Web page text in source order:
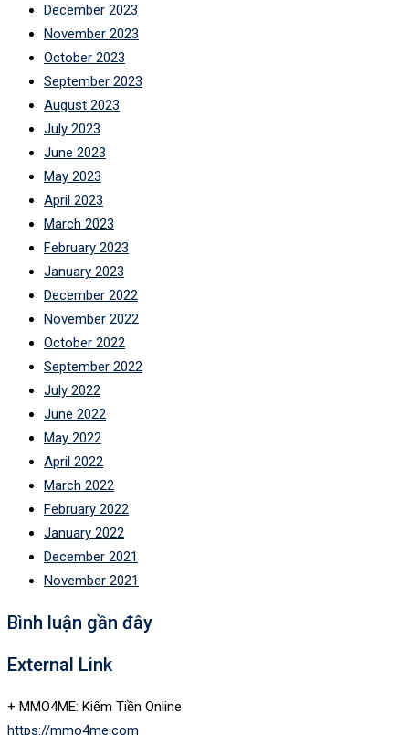
December 2023
November 2023
October 2023
September 2023
August 2023
July 2023
June 2023
May 2023
April 2023
March 2023
February 2023
January 2023
December 2022
November 2022
October 2022
September 2022
July 2022
June 2022
May 2022
April 2022
March 2022
February 2022
January 2022
December 2021
November 2021
Bình luận gần đây
External Link
+ MMO4ME: Kiếm Tiền Online
https://mmo4me.com